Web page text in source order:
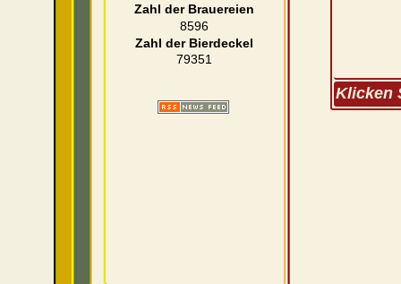
Klicken
Zahl der Brauereien
8596
Zahl der Bierdeckel
79351